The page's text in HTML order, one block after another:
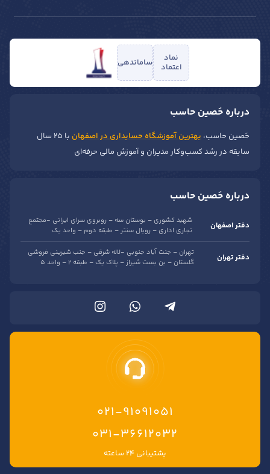
نماد
اعتماد
ساماندهی
درباره حَصین حاسب
حَصین حاسب، بهترین آموزشگاه حسابداری در اصفهان
با ۲۵ سال
سابقه در رشد کسب‌وکار مدیران و آموزش مالی حرفه‌ای
درباره حَصین حاسب
دفتر اصفهان
شهید کشوری – بوستان سه – روبروی سرای ایرانی -مجتمع
تجاری اداری – رویال سنتر – طبقه دوم – واحد یک
دفتر تهران
تهران – جنت آباد جنوبی -لاله شرقی – جنب شیرینی فروشی
گلستان – بن بست شیراز – پلاک یک – طبقه 2 – واحد 5
021-91091051
۰۳۱-۳۶۶۱۲۰۳۲
پشتیبانی ۲۴ ساعته